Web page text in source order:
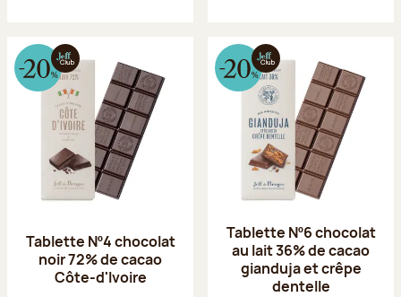
Tablette Nº4 chocolat
noir 72% de cacao
Côte-d'Ivoire
Tablette Nº6 chocolat
au lait 36% de cacao
gianduja et crêpe
dentelle